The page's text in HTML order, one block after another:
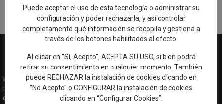
Web oficial de Turismo del Excmo. Ayuntamiento de Talavera de la
Reina
OFICINA DE TURISMO
Puede aceptar el uso de esta tecnología o administrar su
configuración y poder rechazarla, y así controlar
completamente qué información se recopila y gestiona a
través de los botones habilitados al efecto.
Al clicar en "Sí, Acepto", ACEPTA SU USO, si bien podrá
retirar su consentimiento en cualquier momento. También
puede RECHAZAR la instalación de cookies clicando en
“No Acepto" o CONFIGURAR la instalación de cookies
clicando en “Configurar Cookies”.